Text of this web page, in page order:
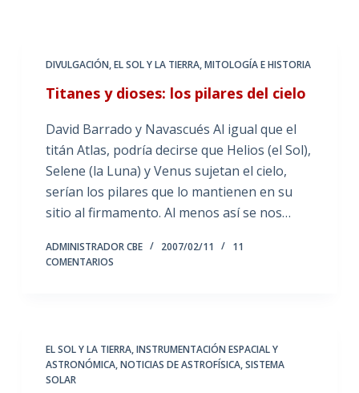
DIVULGACIÓN,EL SOL Y LA TIERRA,MITOLOGÍA E HISTORIA
Titanes y dioses: los pilares del cielo
David Barrado y Navascués Al igual que el
titán Atlas, podría decirse que Helios (el Sol),
Selene (la Luna) y Venus sujetan el cielo,
serían los pilares que lo mantienen en su
sitio al firmamento. Al menos así se nos…
ADMINISTRADOR CBE 2007/02/11
11
COMENTARIOS
EL SOL Y LA TIERRA,INSTRUMENTACIÓN ESPACIAL Y
ASTRONÓMICA,NOTICIAS DE ASTROFÍSICA,SISTEMA
SOLAR